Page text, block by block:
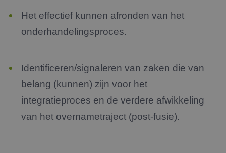
Het effectief kunnen afronden van het
onderhandelingsproces.
Identificeren/signaleren van zaken die van
belang (kunnen) zijn voor het
integratieproces en de verdere afwikkeling
van het overnametraject (post-fusie).